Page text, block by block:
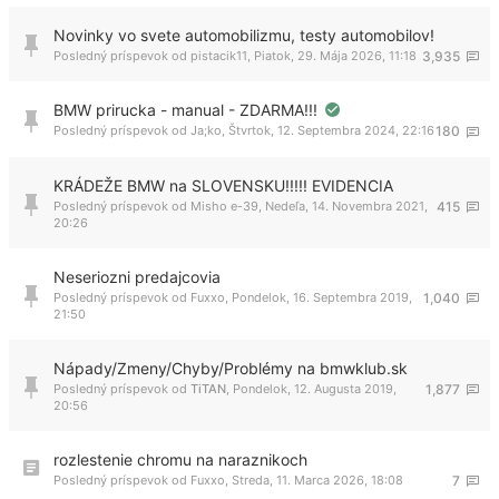
Novinky vo svete automobilizmu, testy automobilov!
3,935
Posledný príspevok od pistacik11 Piatok, 29. Mája 2026, 11:18
BMW prirucka - manual - ZDARMA!!!
180
Posledný príspevok od Ja;ko, Štvrtok, 12. Septembra 2024, 22:16
KRÁDEŽE BMW na SLOVENSKU!!!!! EVIDENCIA
415
Posledný príspevok od Misho e-39 Nedeľa, 14. Novembra 2021,
20:26
Neseriozni predajcovia
1,040
Posledný príspevok od Fuxxo Pondelok, 16. Septembra 2019,
21:50
Nápady/Zmeny/Chyby/Problémy na bmwklub.sk
1,877
Posledný príspevok od TiTAN Pondelok, 12. Augusta 2019,
20:56
rozlestenie chromu na naraznikoch
7
Posledný príspevok od Fuxxo Streda, 11. Marca 2026, 18:08